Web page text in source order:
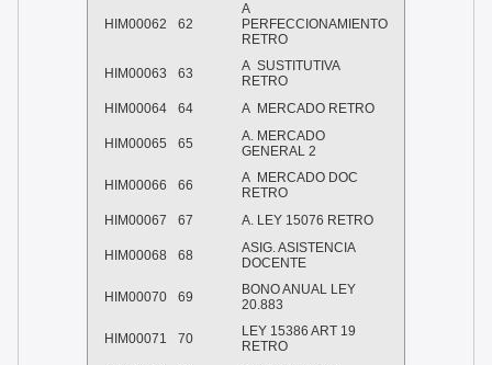
HIM00062 62
A
PERFECCIONAMIENTO
RETRO
HIM00063 63
A SUSTITUTIVA
RETRO
HIM00064
64 A MERCADO RETRO
HIM00065 65
A. MERCADO
GENERAL 2
HIM00066 66
A MERCADO DOC
RETRO
HIM00067
67 A. LEY 15076 RETRO
HIM00068 68
ASIG. ASISTENCIA
DOCENTE
HIM00070 69
BONO ANUAL LEY
20.883
HIM00071 70
LEY 15386 ART 19
RETRO